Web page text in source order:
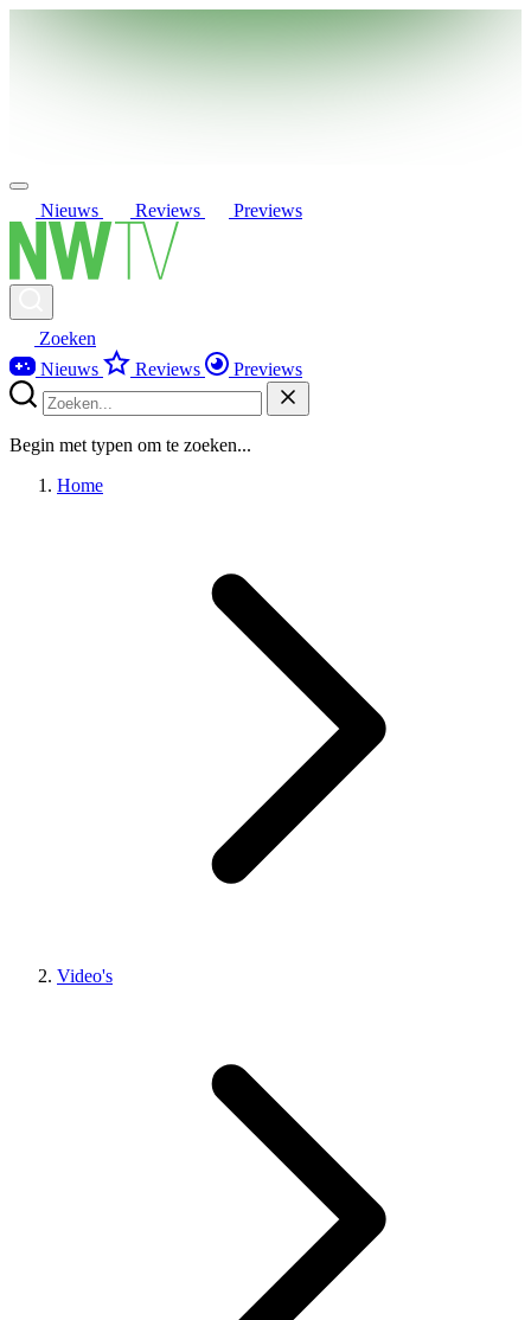
Nieuws Reviews Previews
Zoeken
Nieuws
Reviews Previews
Begin met typen om te zoeken...
Home
Video's